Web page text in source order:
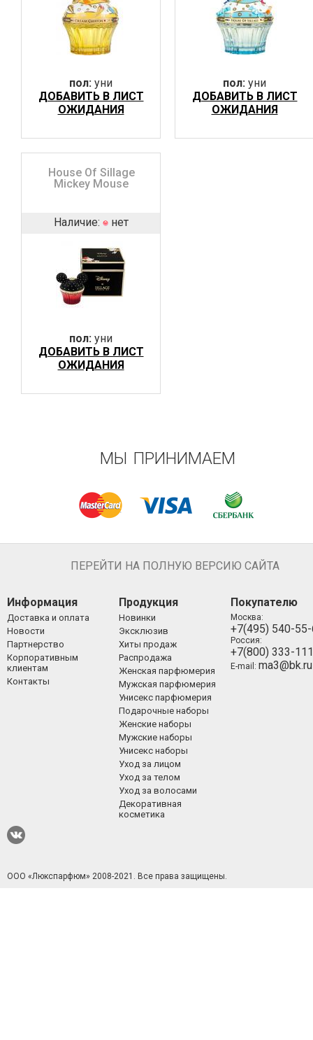
пол: уни
ДОБАВИТЬ В ЛИСТ
ОЖИДАНИЯ
пол: уни
ДОБАВИТЬ В ЛИСТ
ОЖИДАНИЯ
House Of Sillage
Mickey Mouse
Наличие: нет
пол: уни
ДОБАВИТЬ В ЛИСТ
ОЖИДАНИЯ
МЫ ПРИНИМАЕМ
ПЕРЕЙТИ НА ПОЛНУЮ ВЕРСИЮ САЙТА
Информация
Доставка и оплата
Новости
Партнерство
Корпоративным
клиентам
Контакты
Продукция
Новинки
Эксклюзив
Хиты продаж
Распродажа
Женская парфюмерия
Мужская парфюмерия
Унисекс парфюмерия
Подарочные наборы
Женские наборы
Мужские наборы
Унисекс наборы
Уход за лицом
Уход за телом
Уход за волосами
Декоративная
косметика
Покупателю
Москва:
+7(495) 540-
Россия:
+7(800) 333-
E-mail: ma3@bk.ru
ООО «Люкспарфюм» 2008-2021. Все права защищены.